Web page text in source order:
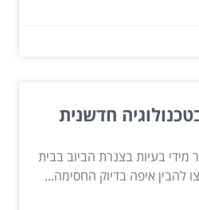
חדשנית
מידי בעיות בצנרת הביוב בבית
להבין איפה בדיוק החסימה...